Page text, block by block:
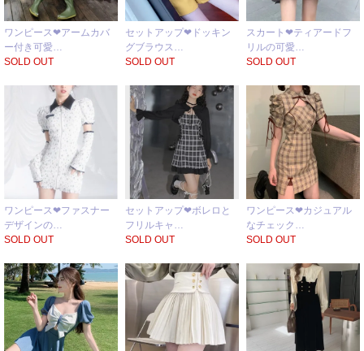
ワンピース❤アームカバ
ー付き可愛…
SOLD OUT
セットアップ❤ドッキン
グブラウス…
SOLD OUT
スカート❤ティアードフ
リルの可愛…
SOLD OUT
ワンピース❤ファスナー
デザインの…
SOLD OUT
セットアップ❤ボレロと
フリルキャ…
SOLD OUT
ワンピース❤カジュアル
なチェック…
SOLD OUT